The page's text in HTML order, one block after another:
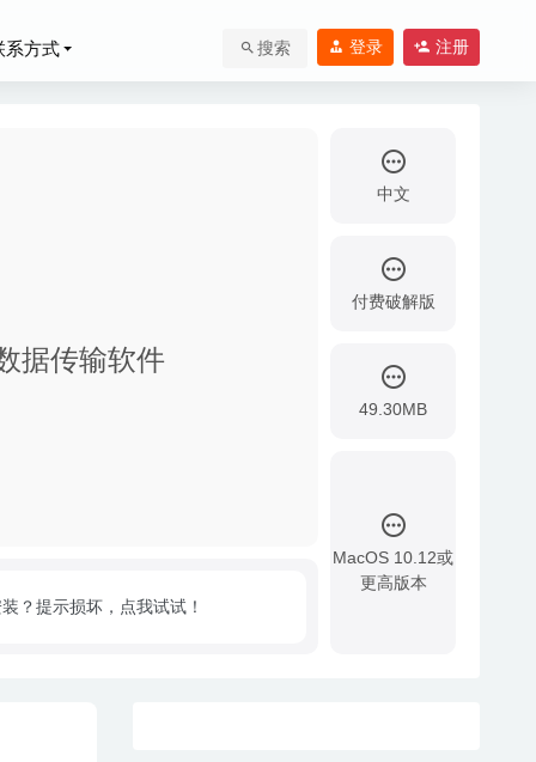
方式 搜索 登录 注册
据传输软件
中文
付费破解版
49.30MB
MacOS 10.12或
更高版本
？提示损坏，点我试试！